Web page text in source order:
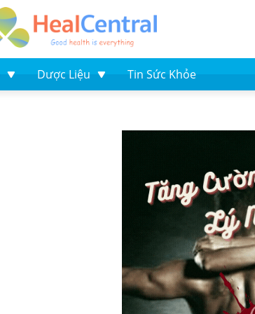
Dược Liệu Tin Sức Khỏe